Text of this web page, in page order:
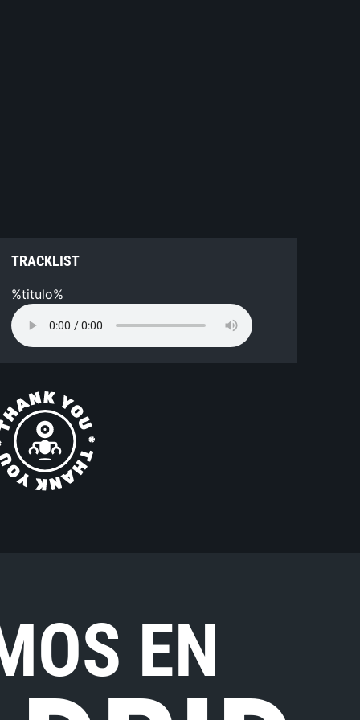
TRACKLIST
%titulo%
EN